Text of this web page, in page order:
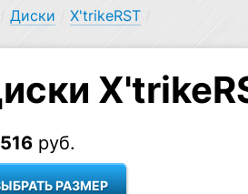
Диски X'trikeRST/
руб.
РАЗМЕР